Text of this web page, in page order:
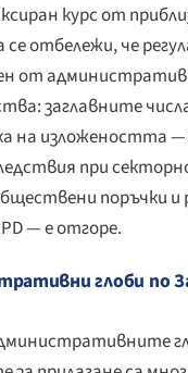
курс от
се отбележи, че
от
заглавните
на изложеността —
при
поръчки
— е отгоре.
глоби по